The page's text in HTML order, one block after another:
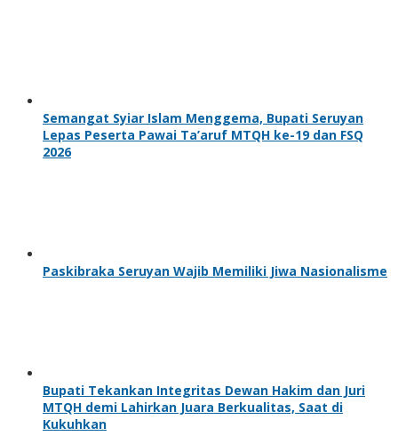
Semangat Syiar Islam Menggema, Bupati Seruyan
Lepas Peserta Pawai Ta’aruf MTQH ke-19 dan FSQ
2026
Paskibraka Seruyan Wajib Memiliki Jiwa Nasionalisme
Bupati Tekankan Integritas Dewan Hakim dan Juri
MTQH demi Lahirkan Juara Berkualitas, Saat di
Kukuhkan